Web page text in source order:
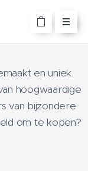
en uniek.
hoogwaardige
van bijzondere
om te kopen?